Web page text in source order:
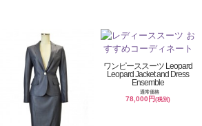
ワンピーススーツ Leopard
Leopard Jacket and Dress
Ensemble
通常価格
78,000円(税別)